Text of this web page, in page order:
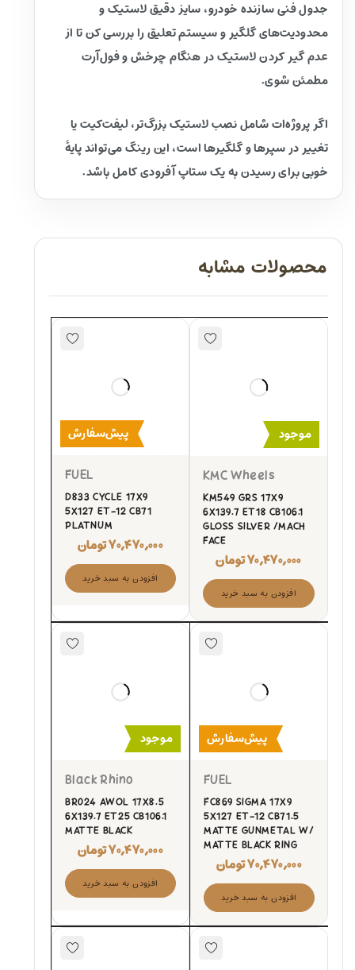
جدول فنی سازنده خودرو، سایز دقیق لاستیک و
محدودیت‌های گلگیر و سیستم تعلیق را بررسی کن تا از
عدم گیر کردن لاستیک در هنگام چرخش و فول‌آرت
مطمئن شوی.
اگر پروژه‌ات شامل نصب لاستیک بزرگ‌تر، لیفت‌کیت یا
تغییر در سپرها و گلگیرها است، این رینگ می‌تواند پایهٔ
خوبی برای رسیدن به یک ستاپ آفرودی کامل باشد.
محصولات مشابه
موجود
KMC Wheels
KM549 GRS 17X9
6X139.7 ET18 CB106.1
GLOSS SILVER /MACH
FACE
۷۰,۴۷۰,۰۰۰تومان
افزودن به سبد خرید
پیش‌سفارش
FUEL
D833 CYCLE 17X9
5X127 ET-12 CB71
PLATNUM
۷۰,۴۷۰,۰۰۰تومان
افزودن به سبد خرید
پیش‌سفارش
FUEL
FC869 SIGMA 17X9
5X127 ET-12 CB71.5
MATTE GUNMETAL W/
MATTE BLACK RING
۷۰,۴۷۰,۰۰۰تومان
افزودن به سبد خرید
موجود
Black Rhino
BR024 AWOL 17X8.5
6X139.7 ET25 CB106.1
MATTE BLACK
۷۰,۴۷۰,۰۰۰تومان
افزودن به سبد خرید